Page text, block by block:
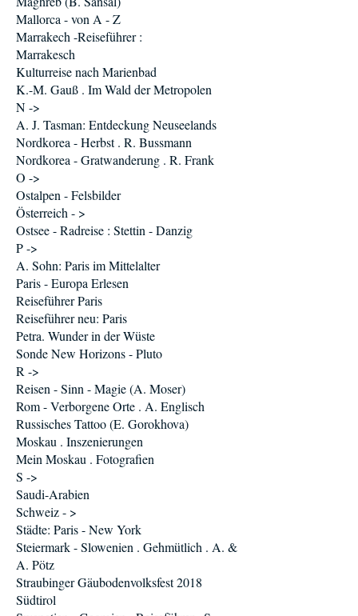
Mallorca - von A - Z
Marrakech -Reiseführer :
Marrakesch
Kulturreise nach Marienbad
K.-M. Gauß . Im Wald der Metropolen
N ->
A. J. Tasman: Entdeckung Neuseelands
Nordkorea - Herbst . R. Bussmann
Nordkorea - Gratwanderung . R. Frank
O ->
Ostalpen - Felsbilder
Österreich - >
Ostsee - Radreise : Stettin - Danzig
P ->
A. Sohn: Paris im Mittelalter
Paris - Europa Erlesen
Reiseführer Paris
Reiseführer neu: Paris
Petra. Wunder in der Wüste
Sonde New Horizons - Pluto
R ->
Reisen - Sinn - Magie (A. Moser)
Rom - Verborgene Orte . A. Englisch
Russisches Tattoo (E. Gorokhova)
Moskau . Inszenierungen
Mein Moskau . Fotografien
S ->
Saudi-Arabien
Schweiz - >
Städte: Paris - New York
Steiermark - Slowenien . Gehmütlich . A. &
A. Pötz
Straubinger Gäubodenvolksfest 2018
Südtirol